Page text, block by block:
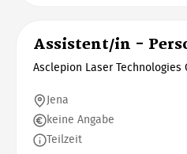
Assistent/in -
Asclepion Laser Technologies
Jena
keine Angabe
Teilzeit